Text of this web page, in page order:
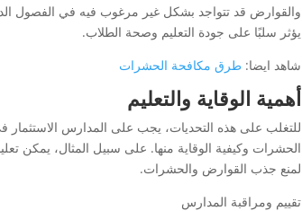
والقوارض قد تتواجد بشكل غير مرغوب فيه في الفصول
يؤثر سلبًا على جودة التعليم وصحة الطلاب.
شاهد ايضا: طرق مكافحة الحشرات
أهمية الوقاية والتعليم
للتغلب على هذه التحديات، يجب على المدارس الاستثمار
الحشرات وكيفية الوقاية منها. على سبيل المثال، يمكن
لمنع جذب القوارض والحشرات.
تقييم ومراقبة المدارس